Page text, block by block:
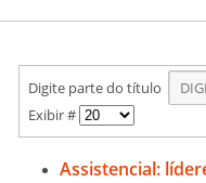
Digite parte do título
Exibir #
Assistencial: